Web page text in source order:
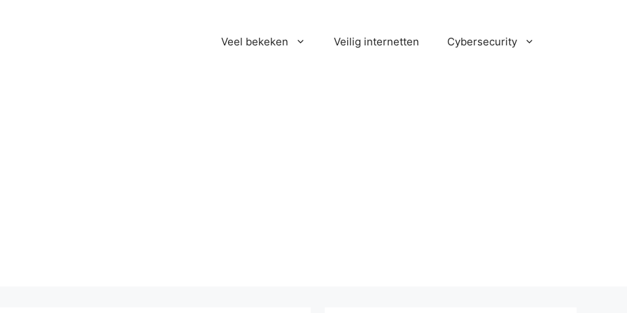
Veel bekeken Veilig internetten Cybersecurity